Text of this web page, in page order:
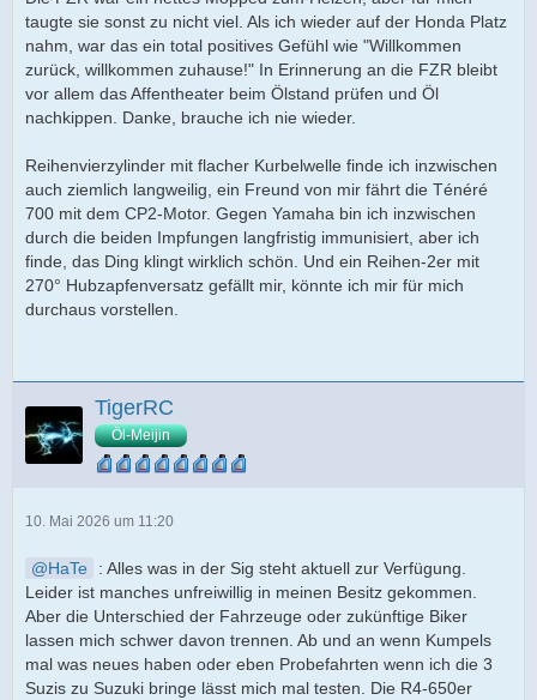
taugte sie sonst zu nicht viel. Als ich wieder auf der Honda Platz
nahm, war das ein total positives Gefühl wie "Willkommen
zurück, willkommen zuhause!" In Erinnerung an die FZR bleibt
vor allem das Affentheater beim Ölstand prüfen und Öl
nachkippen. Danke, brauche ich nie wieder.
Reihenvierzylinder mit flacher Kurbelwelle finde ich inzwischen
auch ziemlich langweilig, ein Freund von mir fährt die Ténéré
700 mit dem CP2-Motor. Gegen Yamaha bin ich inzwischen
durch die beiden Impfungen langfristig immunisiert, aber ich
finde, das Ding klingt wirklich schön. Und ein Reihen-2er mit
270° Hubzapfenversatz gefällt mir, könnte ich mir für mich
durchaus vorstellen.
TigerRC
Öl-Meijin
10. Mai 2026 um 11:20
HaTe
: Alles was in der Sig steht aktuell zur Verfügung.
Leider ist manches unfreiwillig in meinen Besitz gekommen.
Aber die Unterschied der Fahrzeuge oder zukünftige Biker
lassen mich schwer davon trennen. Ab und an wenn Kumpels
mal was neues haben oder eben Probefahrten wenn ich die 3
Suzis zu Suzuki bringe lässt mich mal testen. Die R4-650er